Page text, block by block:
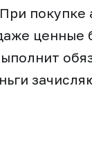
покупке
ценные